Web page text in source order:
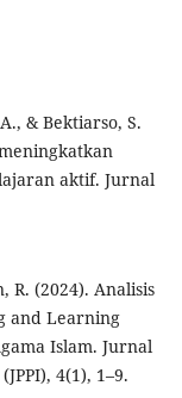
& Bektiarso, S.
aktif. Jurnal
R. (2024). Analisis
and Learning
Islam. Jurnal
4(1), 1–9.